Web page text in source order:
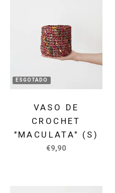
ESGOTADO
VASO DE
CROCHET
"MACULATA" (S)
€9,90